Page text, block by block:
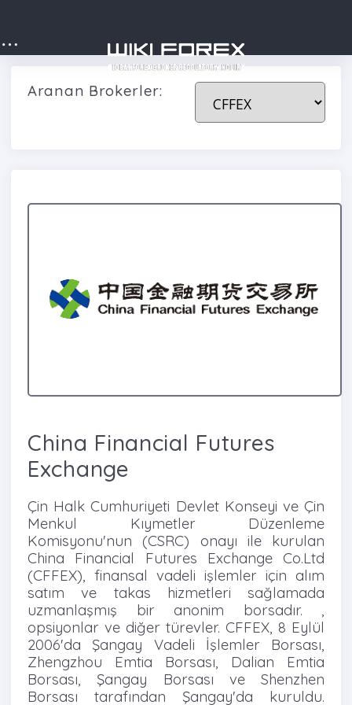
Aranan Brokerler:
China Financial Futures
Exchange
Çin Halk Cumhuriyeti Devlet Konseyi ve Çin
Menkul Kıymetler Düzenleme
Komisyonu'nun (CSRC) onayı ile kurulan
China Financial Futures Exchange Co.Ltd
(CFFEX), finansal vadeli işlemler için alım
satım ve takas hizmetleri sağlamada
uzmanlaşmış bir anonim borsadır. ,
opsiyonlar ve diğer türevler. CFFEX, 8 Eylül
2006'da Şangay Vadeli İşlemler Borsası,
Zhengzhou Emtia Borsası, Dalian Emtia
Borsası, Şangay Borsası ve Shenzhen
Borsası tarafından Şangay'da kuruldu.